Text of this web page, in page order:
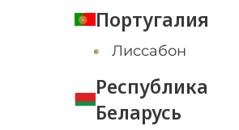
Португалия
Лиссабон
Республика
Беларусь